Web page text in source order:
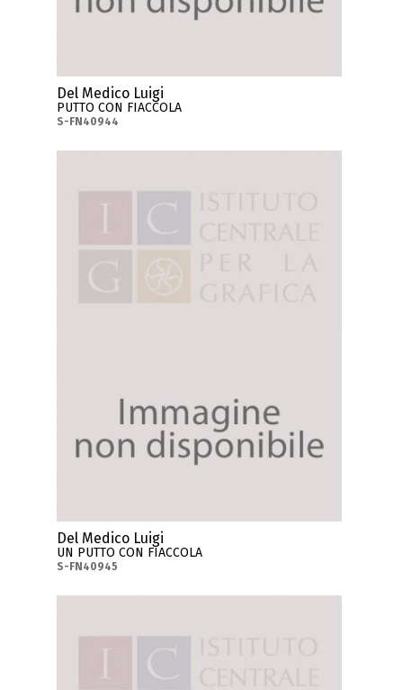
Del Medico Luigi
PUTTO CON FIACCOLA
S-FN40944
Del Medico Luigi
UN PUTTO CON FIACCOLA
S-FN40945